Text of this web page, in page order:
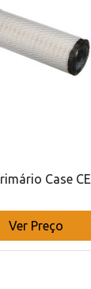
Case CE
Ver Preço